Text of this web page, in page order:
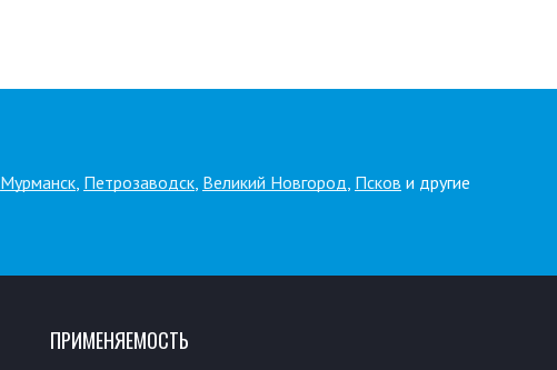
Мурманск, Петрозаводск, Великий Новгород, Псков и другие
ПРИМЕНЯЕМОСТЬ